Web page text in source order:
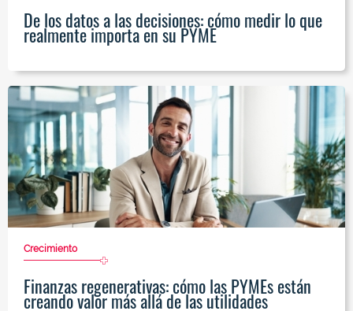
De los datos a las decisiones: cómo medir lo que
realmente importa en su PYME
Crecimiento
Finanzas regenerativas: cómo las PYMEs están
creando valor más allá de las utilidades